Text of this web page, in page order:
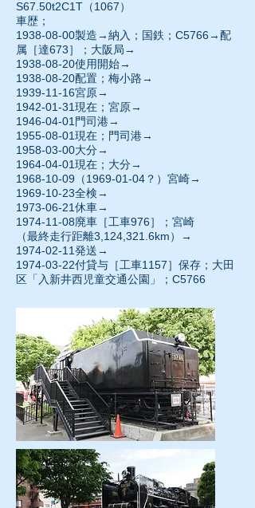
S67.50t2C1T（1067）
車歴；
1938-08-00製造→納入；国鉄；C5766→配
属［達673］；大阪局→
1938-08-20使用開始→
1938-08-20配置；梅小路→
1939-11-16宮原→
1942-01-31現在；宮原→
1946-04-01 門司港→
1955-08-01現在；門司港→
1958-03-00大分→
1964-04-01現在；大分→
1968-10-09 （1969-01-04？）宮崎→
1969-10-23全検→
1973-06-21休車→
1974-11-08廃車［工車976］；宮崎
（最終走行距離3,124,321.6km）→
1974-02-11発送→
1974-03-22付貸与［工車1157］保存；大田
区「入新井西児童交通公園」；C5766